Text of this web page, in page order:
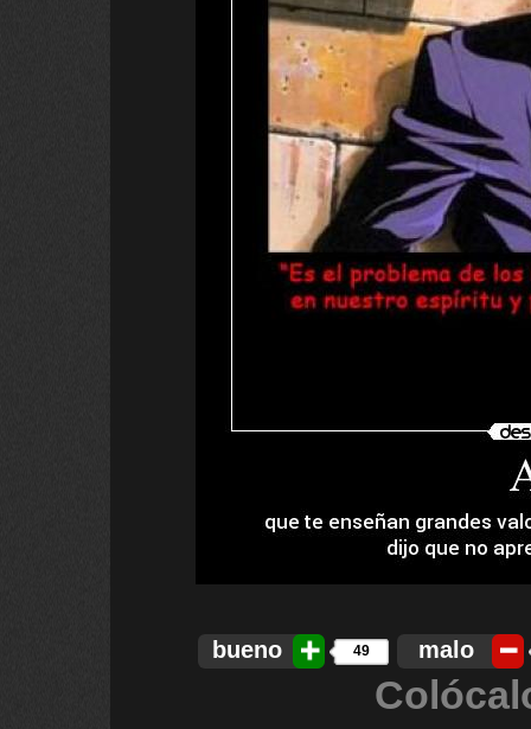
bueno 49 malo